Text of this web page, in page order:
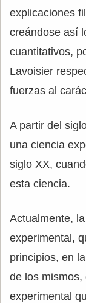
explicaciones
creándose así
cuantitativos,
Lavoisier
fuerzas al
A partir del
una ciencia
siglo XX,
esta ciencia.
Actualmente,
experimental,
principios, en
de los mismos,
experimental